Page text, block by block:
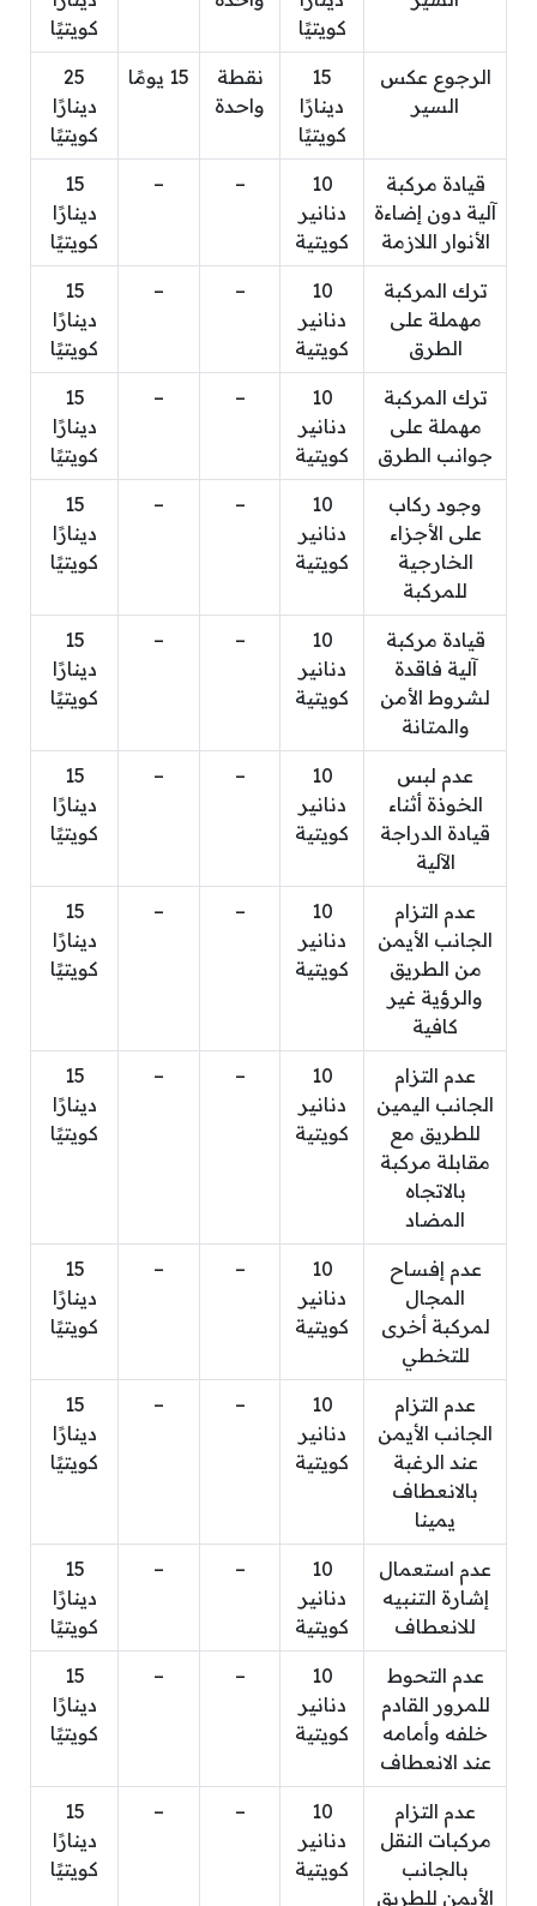
كويتيًا
كويتيًا
الرجوع عكس
السير
15
دينارًا
كويتيًا
نقطة
واحدة
15 يومًا
25
دينارًا
كويتيًا
قيادة مركبة
آلية دون إضاءة
الأنوار اللازمة
10
دنانير
كويتية
–
–
15
دينارًا
كويتيًا
ترك المركبة
مهملة على
الطرق
10
دنانير
كويتية
–
–
15
دينارًا
كويتيًا
ترك المركبة
مهملة على
جوانب الطرق
10
دنانير
كويتية
–
–
15
دينارًا
كويتيًا
وجود ركاب
على الأجزاء
الخارجية
للمركبة
10
دنانير
كويتية
–
–
15
دينارًا
كويتيًا
قيادة مركبة
آلية فاقدة
لشروط الأمن
والمتانة
10
دنانير
كويتية
–
–
15
دينارًا
كويتيًا
عدم لبس
الخوذة أثناء
قيادة الدراجة
الآلية
10
دنانير
كويتية
–
–
15
دينارًا
كويتيًا
عدم التزام
الجانب الأيمن
من الطريق
والرؤية غير
كافية
10
دنانير
كويتية
–
–
15
دينارًا
كويتيًا
عدم التزام
الجانب اليمين
للطريق مع
مقابلة مركبة
بالاتجاه
المضاد
10
دنانير
كويتية
–
–
15
دينارًا
كويتيًا
عدم إفساح
المجال
لمركبة أخرى
للتخطي
10
دنانير
كويتية
–
–
15
دينارًا
كويتيًا
عدم التزام
الجانب الأيمن
عند الرغبة
بالانعطاف
يمينا
10
دنانير
كويتية
–
–
15
دينارًا
كويتيًا
عدم استعمال
إشارة التنبيه
للانعطاف
10
دنانير
كويتية
–
–
15
دينارًا
كويتيًا
عدم التحوط
للمرور القادم
خلفه وأمامه
عند الانعطاف
10
دنانير
كويتية
–
–
15
دينارًا
كويتيًا
عدم التزام
مركبات النقل
بالجانب
الأيمن للطريق
10
دنانير
كويتية
–
–
15
دينارًا
كويتيًا